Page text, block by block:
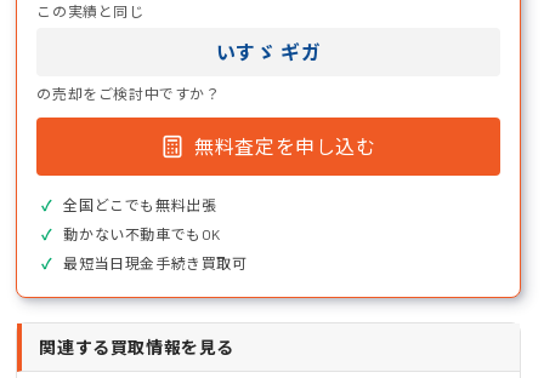
この実績と同じ
いすゞ ギガ
の売却をご検討中ですか？
無料査定を申し込む
全国どこでも無料出張
動かない不動車でもOK
最短当日現金手続き買取可
関連する買取情報を見る